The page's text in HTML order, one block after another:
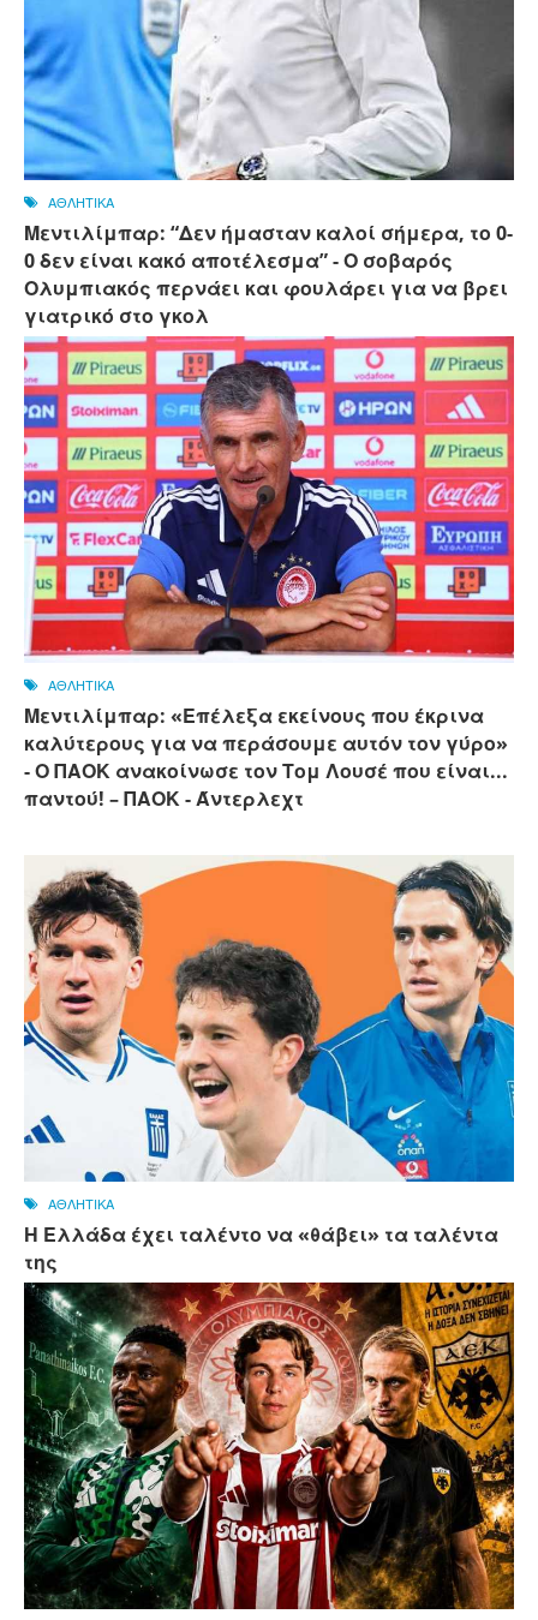
ΑΘΛΗΤΙΚΑ
Μεντιλίμπαρ: “Δεν ήμασταν καλοί σήμερα, το 0-
0 δεν είναι κακό αποτέλεσμα” - Ο σοβαρός
Ολυμπιακός περνάει και φουλάρει για να βρει
γιατρικό στο γκολ
ΑΘΛΗΤΙΚΑ
Μεντιλίμπαρ: «Επέλεξα εκείνους που έκρινα
καλύτερους για να περάσουμε αυτόν τον γύρο»
- Ο ΠΑΟΚ ανακοίνωσε τον Τομ Λουσέ που είναι...
παντού! – ΠΑΟΚ - Άντερλεχτ
ΑΘΛΗΤΙΚΑ
Η Ελλάδα έχει ταλέντο να «θάβει» τα ταλέντα
της